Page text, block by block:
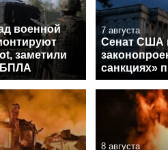
военной
заметили
БПЛА
7 августа
Сенат США
санкциях»
8 августа